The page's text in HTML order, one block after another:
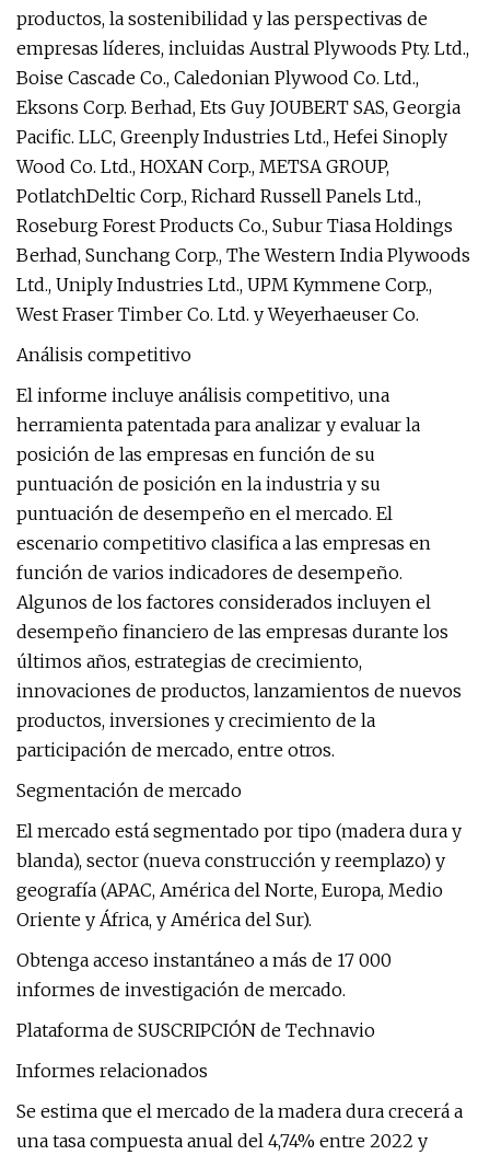
productos, la sostenibilidad y las perspectivas de
empresas líderes, incluidas Austral Plywoods Pty. Ltd.,
Boise Cascade Co., Caledonian Plywood Co. Ltd.,
Eksons Corp. Berhad, Ets Guy JOUBERT SAS, Georgia
Pacific. LLC, Greenply Industries Ltd., Hefei Sinoply
Wood Co. Ltd., HOXAN Corp., METSA GROUP,
PotlatchDeltic Corp., Richard Russell Panels Ltd.,
Roseburg Forest Products Co., Subur Tiasa Holdings
Berhad, Sunchang Corp., The Western India Plywoods
Ltd., Uniply Industries Ltd., UPM Kymmene Corp.,
West Fraser Timber Co. Ltd. y Weyerhaeuser Co.
Análisis competitivo
El informe incluye análisis competitivo, una
herramienta patentada para analizar y evaluar la
posición de las empresas en función de su
puntuación de posición en la industria y su
puntuación de desempeño en el mercado. El
escenario competitivo clasifica a las empresas en
función de varios indicadores de desempeño.
Algunos de los factores considerados incluyen el
desempeño financiero de las empresas durante los
últimos años, estrategias de crecimiento,
innovaciones de productos, lanzamientos de nuevos
productos, inversiones y crecimiento de la
participación de mercado, entre otros.
Segmentación de mercado
El mercado está segmentado por tipo (madera dura y
blanda), sector (nueva construcción y reemplazo) y
geografía (APAC, América del Norte, Europa, Medio
Oriente y África, y América del Sur).
Obtenga acceso instantáneo a más de 17 000
informes de investigación de mercado.
Plataforma de SUSCRIPCIÓN de Technavio
Informes relacionados
Se estima que el mercado de la madera dura crecerá a
una tasa compuesta anual del 4,74% entre 2022 y